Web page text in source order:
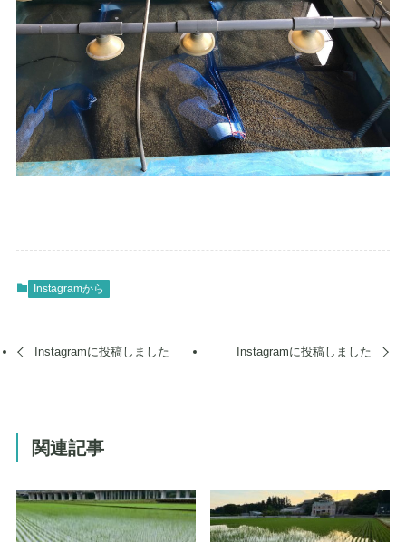
Instagramから
Instagramに投稿しました Instagramに投稿しました
関連記事